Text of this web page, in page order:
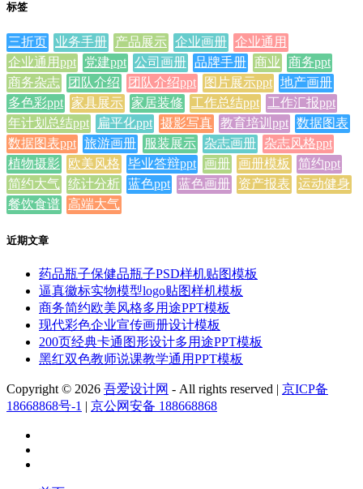
标签
三折页 业务手册 产品展示 企业画册 企业通用
企业通用ppt
党建ppt 公司画册 品牌手册 商业
商务ppt
商务杂志
团队介绍 团队介绍ppt 图片展示ppt 地产画册
多色彩ppt
家具展示 家居装修 工作总结ppt
工作汇报ppt
年计划总结ppt
扁平化ppt 摄影写真 教育培训ppt 数据图表
数据图表ppt 旅游画册 服装展示 杂志画册
杂志风格ppt
植物摄影
欧美风格 毕业答辩ppt 画册 画册模板
简约ppt
简约大气 统计分析 蓝色ppt 蓝色画册 资产报表
运动健身
餐饮食谱 高端大气
近期文章
药品瓶子保健品瓶子PSD样机贴图模板
逼真徽标实物模型logo贴图样机模板
商务简约欧美风格多用途PPT模板
现代彩色企业宣传画册设计模板
200页经典卡通图形设计多用途PPT模板
黑红双色教师说课教学通用PPT模板
Copyright © 2026 吾爱设计网 - All rights reserved | 京ICP备
18668868号-1 | 京公网安备 188668868